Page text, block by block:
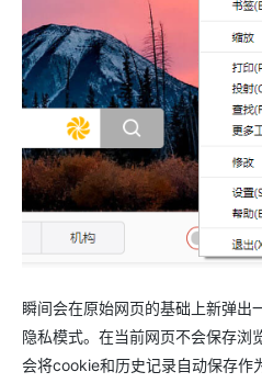
瞬间会在原始网页的基础上新弹出
隐私模式。在当前网页不会保存浏
会将cookie和历史记录自动保存作